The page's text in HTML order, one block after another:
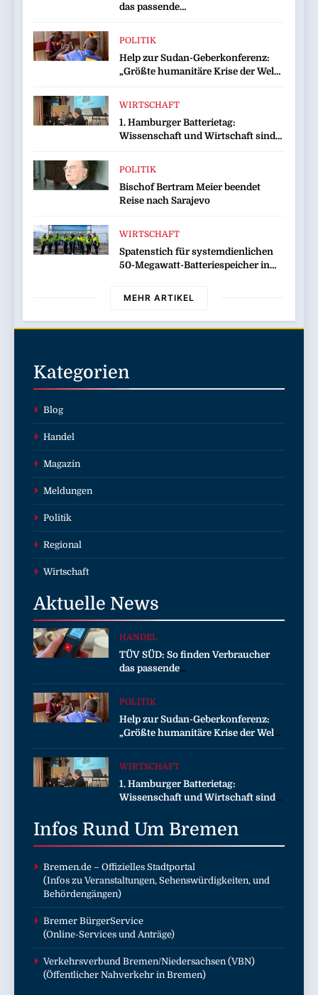
das passende
POLITIK
Help zur Sudan-Geberkonferenz:
„Größte humanitäre Krise der Welt
WIRTSCHAFT
1. Hamburger Batterietag:
Wissenschaft und Wirtschaft sind
POLITIK
Bischof Bertram Meier beendet
Reise nach Sarajevo
WIRTSCHAFT
Spatenstich für systemdienlichen
50-Megawatt-Batteriespeicher in
MEHR ARTIKEL
Kategorien
Blog
Handel
Magazin
Meldungen
Politik
Regional
Wirtschaft
Aktuelle News
HANDEL
TÜV SÜD: So finden Verbraucher
das passende
Laserentfernungsmessgerät
POLITIK
Help zur Sudan-Geberkonferenz:
„Größte humanitäre Krise der Welt
weitet sich aus“
WIRTSCHAFT
1. Hamburger Batterietag:
Wissenschaft und Wirtschaft sind
braucht Speicher, nicht Stillstand
Infos Rund Um Bremen
Bremen.de – Offizielles Stadtportal
(Infos zu Veranstaltungen, Sehenswürdigkeiten, und
Behördengängen)
Bremer BürgerService
(Online-Services und Anträge)
Verkehrsverbund Bremen/Niedersachsen (VBN)
(Öffentlicher Nahverkehr in Bremen)